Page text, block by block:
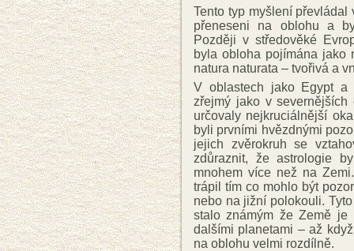
Tento typ myšlení
přeneseni na oblohu a
Později v středověké
byla obloha pojímána jako
natura naturata – tvořivá a
V oblastech jako Egypt a
zřejmý jako v
určovaly nejkruciálnější
byli prvními hvězdnými
jejich zvěrokruh se
zdůraznit, že astrologie
mnohem více než na
trápil tím co mohlo být
nebo na jižní polokouli.
stalo známým že Země
dalšími planetami – až
na oblohu velmi rozdílně.